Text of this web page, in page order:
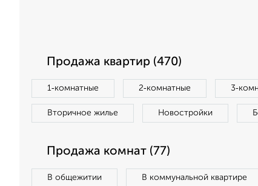
Продажа квартир (470)
1‑комнатные 2‑комнатные
Вторичное жилье Новостройки
Продажа комнат (77)
В общежитии В коммунальной квартире